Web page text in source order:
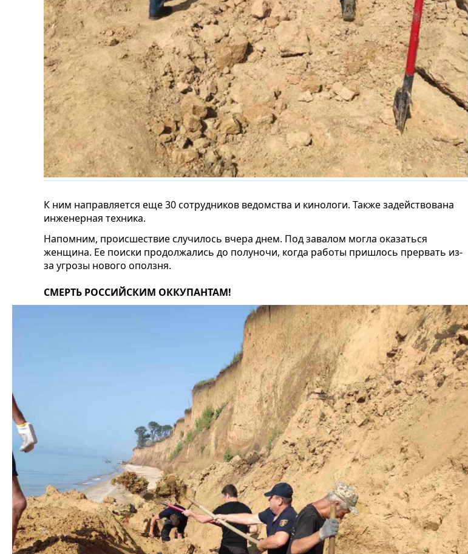
К ним направляется еще 30 сотрудников ведомства и кинологи. Также задействована
инженерная техника.
Напомним, происшествие случилось вчера днем. Под завалом могла оказаться
женщина. Ее поиски продолжались до полуночи, когда работы пришлось прервать из-
за угрозы нового оползня.
СМЕРТЬ РОССИЙСКИМ ОККУПАНТАМ!